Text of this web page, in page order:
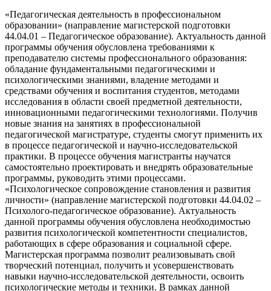
«Педагогическая деятельность в профессиональном
образовании» (направление магистерской подготовки
44.04.01 – Педагогическое образование). Актуальность данной
программы обучения обусловлена требованиями к
преподавателю системы профессионального образования:
обладание фундаментальными педагогическими и
психологическими знаниями, владение методами и
средствами обучения и воспитания студентов, методами
исследования в области своей предметной деятельности,
инновационными педагогическими технологиями. Получив
новые знания на занятиях в профессиональной
педагогической магистратуре, студенты смогут применить их
в процессе педагогической и научно-исследовательской
практики. В процессе обучения магистранты научатся
самостоятельно проектировать и внедрять образовательные
программы, руководить этими процессами.
«Психологическое сопровождение становления и развития
личности» (направление магистерской подготовки 44.04.02 –
Психолого-педагогическое образование). Актуальность
данной программы обучения обусловлена необходимостью
развития психологической компетентности специалистов,
работающих в сфере образования и социальной сфере.
Магистерская программа позволит реализовывать свой
творческий потенциал, получить и усовершенствовать
навыки научно-исследовательской деятельности, освоить
психологические методы и техники. В рамках данной